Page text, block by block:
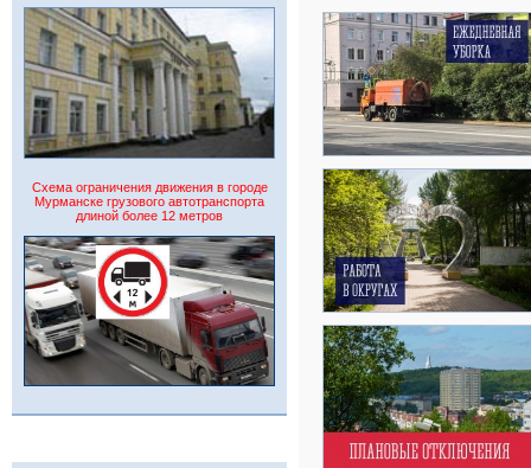
Схема ограничения движения в городе
Мурманске грузового автотранспорта
длиной более 12 метров